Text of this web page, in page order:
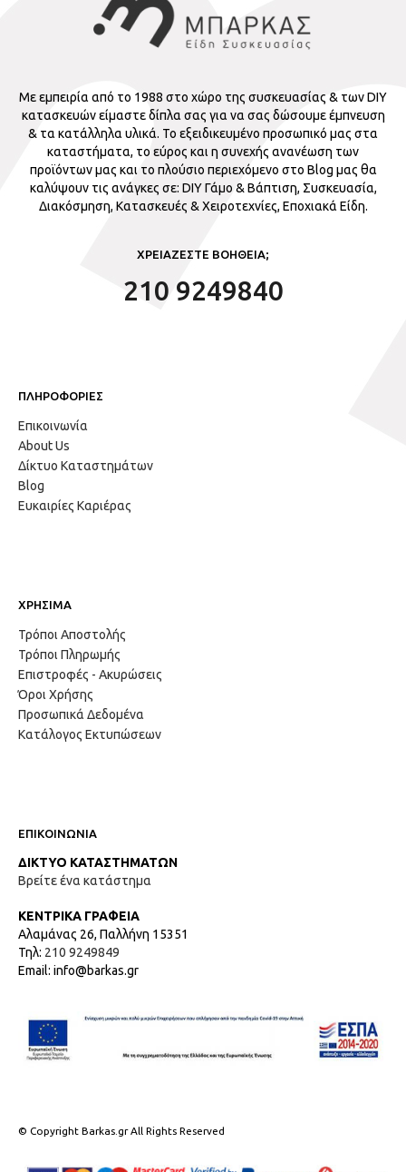
Με εμπειρία από το 1988 στο χώρο της συσκευασίας & των DIY
κατασκευών είμαστε δίπλα σας για να σας δώσουμε έμπνευση
& τα κατάλληλα υλικά. Το εξειδικευμένο προσωπικό μας στα
καταστήματα, το εύρος και η συνεχής ανανέωση των
προϊόντων μας και το πλούσιο περιεχόμενο στο Blog μας θα
καλύψουν τις ανάγκες σε: DIY Γάμο & Βάπτιση, Συσκευασία,
Διακόσμηση, Κατασκευές & Χειροτεχνίες, Εποχιακά Είδη.
ΧΡΕΙΑΖΕΣΤΕ ΒΟΗΘΕΙΑ;
210 9249840
ΠΛΗΡΟΦΟΡΙΕΣ
Επικοινωνία
About Us
Δίκτυο Καταστημάτων
Blog
Ευκαιρίες Καριέρας
ΧΡΗΣΙΜΑ
Τρόποι Αποστολής
Τρόποι Πληρωμής
Επιστροφές - Ακυρώσεις
Όροι Χρήσης
Προσωπικά Δεδομένα
Κατάλογος Εκτυπώσεων
ΕΠΙΚΟΙΝΩΝΙΑ
ΔΙΚΤΥΟ ΚΑΤΑΣΤΗΜΑΤΩΝ
Βρείτε ένα κατάστημα
ΚΕΝΤΡΙΚΑ ΓΡΑΦΕΙΑ
Αλαμάνας 26, Παλλήνη 15351
Τηλ: 210 9249849
Email: info@barkas.gr
© Copyright Barkas.gr All Rights Reserved